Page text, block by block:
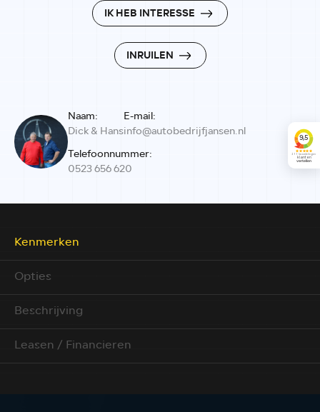
IK HEB INTERESSE
INRUILEN
Naam:
Dick & Hans
E-mail:
info@autobedrijfjansen.nl
Telefoonnummer:
0523 656 620
Kenmerken
Opties
Beschrijving
Leasen / Financieren